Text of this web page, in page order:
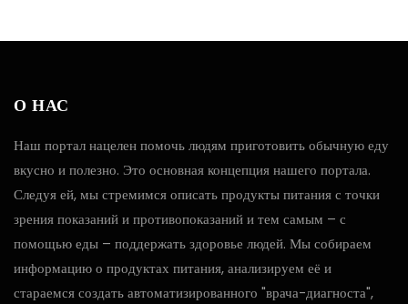
О НАС
Наш портал нацелен помочь людям приготовить обычную еду
вкусно и полезно. Это основная концепция нашего портала.
Следуя ей, мы стремимся описать продукты питания с точки
зрения показаний и противопоказаний и тем самым – с
помощью еды – поддержать здоровье людей. Мы собираем
информацию о продуктах питания, анализируем её и
стараемся создать автоматизированного "врача-диагноста",